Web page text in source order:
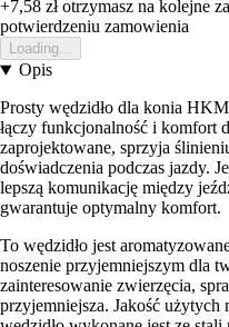
+7,58 złotrzymasz na kolejne
potwierdzeniu zamowienia
Loading...
Opis
Prosty wędzidło dla konia
łączy funkcjonalność i komfort
zaprojektowane, sprzyja
doświadczenia podczas jazdy.
lepszą komunikację między
gwarantuje optymalny komfort.
To wędzidło jest
noszenie przyjemniejszym dla
zainteresowanie zwierzęcia,
przyjemniejsza. Jakość użytych